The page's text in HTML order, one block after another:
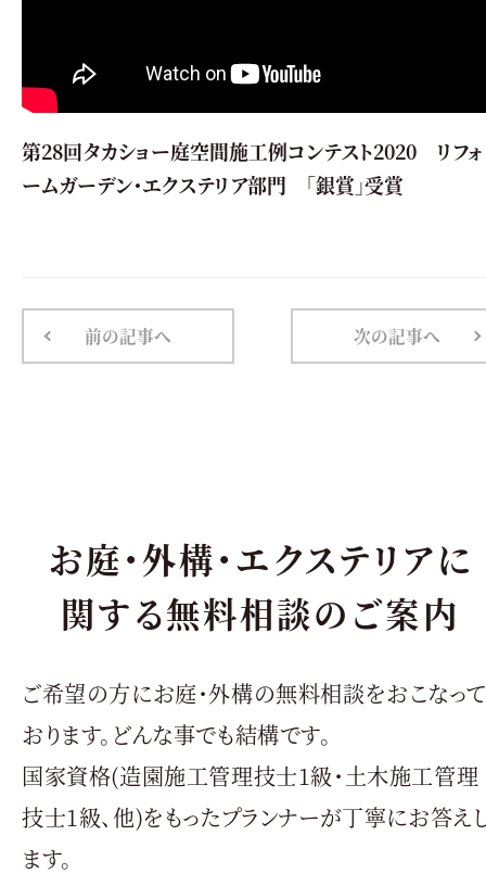
第28回タカショー庭空間施工例コンテスト2020 リフォ
ームガーデン・エクステリア部門 「銀賞」受賞
前の記事へ 次の記事へ
お庭・外構・エクステリアに
関する無料相談のご案内
ご希望の方にお庭・外構の無料相談をおこなって
おります。どんな事でも結構です。
国家資格(造園施工管理技士1級・土木施工管理
技士1級、他)をもったプランナーが丁寧にお答え
ます。